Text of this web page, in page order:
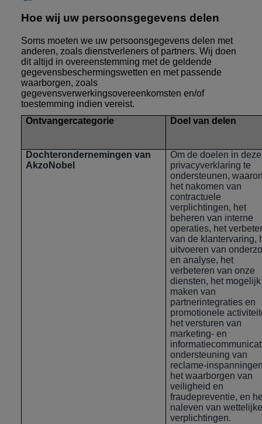
Hoe wij uw persoonsgegevens delen
Soms moeten we uw persoonsgegevens delen met
anderen, zoals dienstverleners of partners. Wij doen
dit altijd in overeenstemming met de geldende
gegevensbeschermingswetten en met passende
waarborgen, zoals
gegevensverwerkingsovereenkomsten en/of
toestemming indien vereist.
Ontvangercategorie
Doel van delen
Dochterondernemingen van
AkzoNobel
Om de doelen in deze
privacyverklaring te
ondersteunen,
het nakomen van
contractuele
verplichtingen, het
beheren van interne
operaties, het
van de klantervaring,
uitvoeren van
en analyse, het
verbeteren van onze
diensten, het mogelijk
maken van
partnerintegraties en
promotionele
het versturen van
marketing- en
ondersteuning van
reclame-
het waarborgen van
veiligheid en
fraudepreventie, en
naleven van wettelijke
verplichtingen.